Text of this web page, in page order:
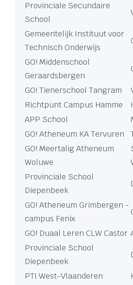
Provinciale Secundaire
School
Gemeentelijk Instituut voor
Technisch Onderwijs
GO! Middenschool
Geraardsbergen
GO! Tienerschool Tangram
Richtpunt Campus Hamme
APP School
GO! Atheneum KA Tervuren
GO! Meertalig Atheneum
Woluwe
Provinciale School
Diepenbeek
GO! Atheneum Grimbergen -
campus Fenix
GO! Duaal Leren CLW Castor
Provinciale School
Diepenbeek
PTI West-Vlaanderen